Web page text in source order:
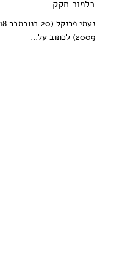
בלפור חקק
2009) לכתוב על...